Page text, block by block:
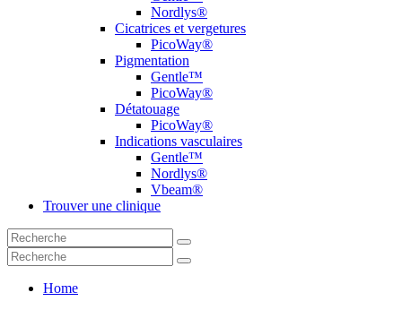
Nordlys®
Cicatrices et vergetures
PicoWay®
Pigmentation
Gentle™
PicoWay®
Détatouage
PicoWay®
Indications vasculaires
Gentle™
Nordlys®
Vbeam®
Trouver une clinique
Home